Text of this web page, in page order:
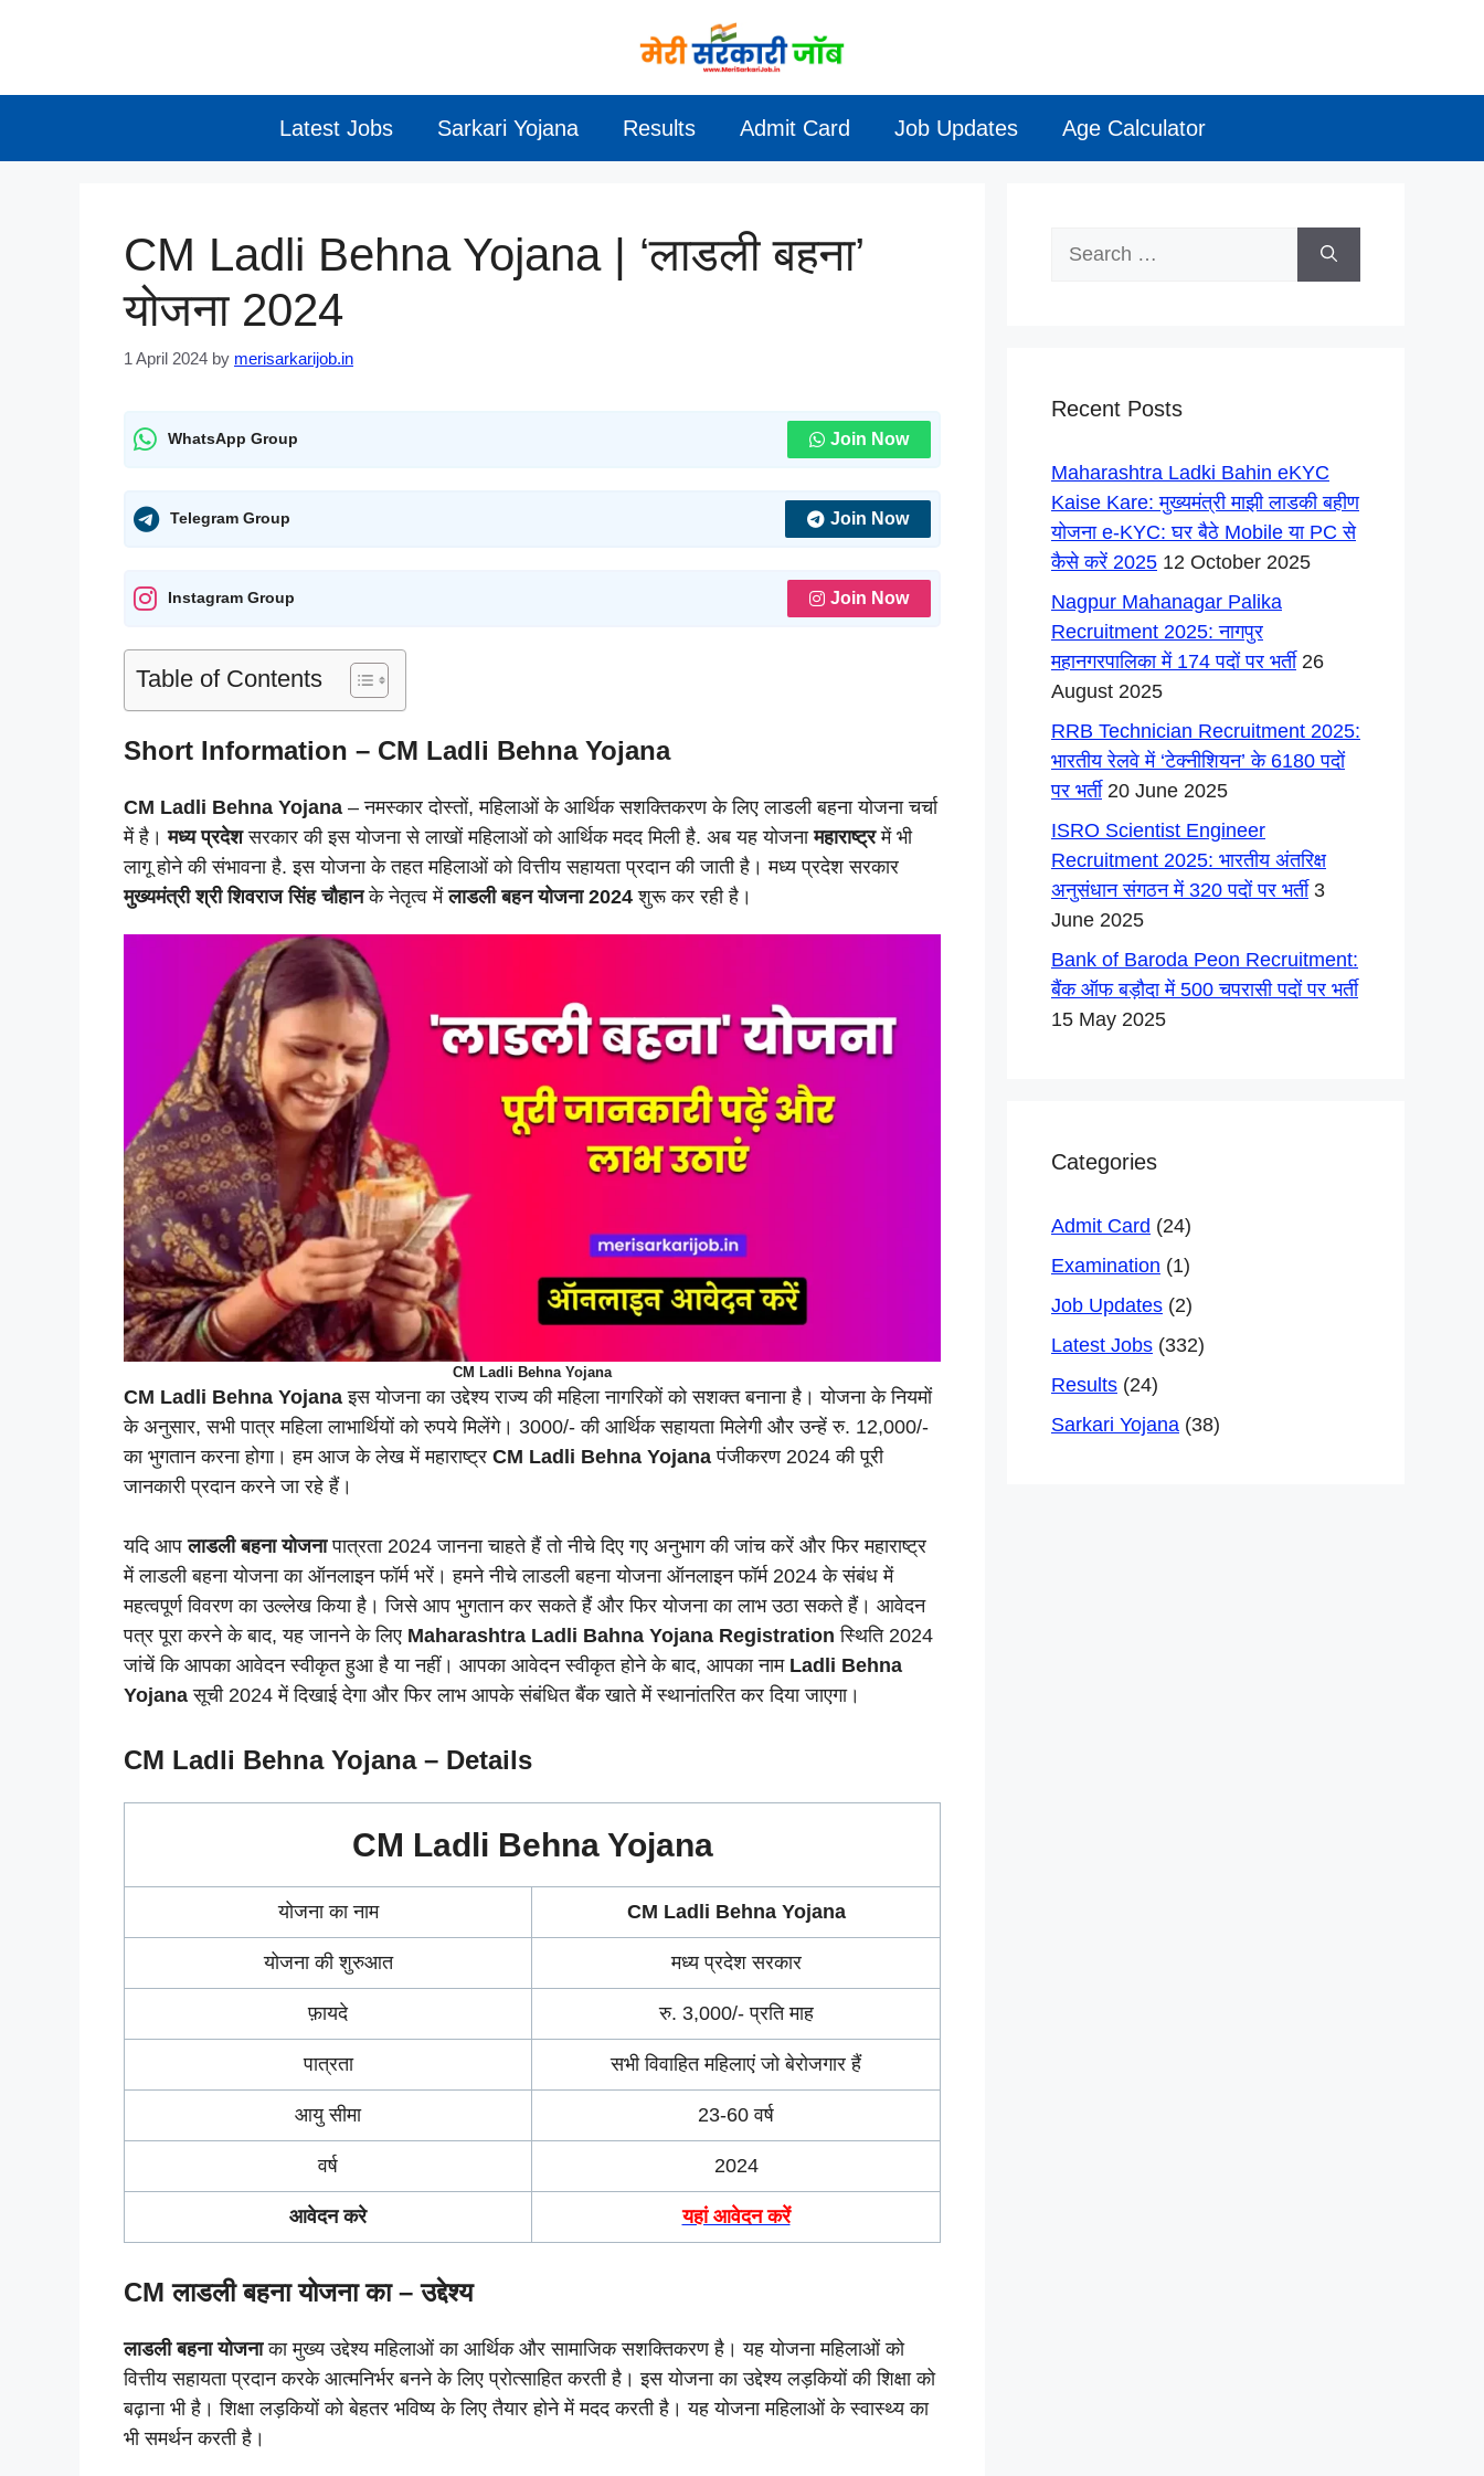
Latest Jobs Sarkari Yojana Results Admit Card Job Updates Age Calculator
CM Ladli Behna Yojana | ‘लाडली बहना’
योजना 2024
1 April 2024 by merisarkarijob.in
WhatsApp Group Join Now
Telegram Group Join Now
Instagram Group Join Now
Table of Contents
Short Information – CM Ladli Behna Yojana
CM Ladli Behna Yojana – नमस्कार दोस्तों, महिलाओं के आर्थिक सशक्तिकरण के लिए लाडली बहना योजना चर्चा
में है।मध्य प्रदेशसरकार की इस योजना से लाखों महिलाओं को आर्थिक मदद मिली है. अब यह योजनामहाराष्ट्रमें भी
लागू होने की संभावना है. इस योजना के तहत महिलाओं को वित्तीय सहायता प्रदान की जाती है। मध्य प्रदेश सरकार
मुख्यमंत्री श्री शिवराज सिंह चौहानके नेतृत्व मेंलाडली बहन योजना 2024 शुरू कर रही है।
CM Ladli Behna Yojana
CM Ladli Behna Yojana इस योजना का उद्देश्य राज्य की महिला नागरिकों को सशक्त बनाना है। योजना के नियमों
के अनुसार, सभी पात्र महिला लाभार्थियों को रुपये मिलेंगे। 3000/- की आर्थिक सहायता मिलेगी और उन्हें रु. 12,000/-
का भुगतान करना होगा। हम आज के लेख में महाराष्ट्र CM Ladli Behna Yojana पंजीकरण 2024 की पूरी
जानकारी प्रदान करने जा रहे हैं।
यदि आपलाडली बहना योजनापात्रता 2024 जानना चाहते हैं तो नीचे दिए गए अनुभाग की जांच करें और फिर महाराष्ट्र
में लाडली बहना योजना का ऑनलाइन फॉर्म भरें। हमने नीचे लाडली बहना योजना ऑनलाइन फॉर्म 2024 के संबंध में
महत्वपूर्ण विवरण का उल्लेख किया है। जिसे आप भुगतान कर सकते हैं और फिर योजना का लाभ उठा सकते हैं। आवेदन
पत्र पूरा करने के बाद, यह जानने के लिए Maharashtra Ladli Bahna Yojana Registration स्थिति 2024
जांचें कि आपका आवेदन स्वीकृत हुआ है या नहीं। आपका आवेदन स्वीकृत होने के बाद, आपका नाम Ladli Behna
Yojana सूची 2024 में दिखाई देगा और फिर लाभ आपके संबंधित बैंक खाते में स्थानांतरित कर दिया जाएगा।
CM Ladli Behna Yojana – Details
CM Ladli Behna Yojana
योजना का नाम CM Ladli Behna Yojana
योजना की शुरुआत मध्य प्रदेश सरकार
फ़ायदे रु. 3,000/- प्रति माह
पात्रता सभी विवाहित महिलाएं जो बेरोजगार हैं
आयु सीमा 23-60 वर्ष
वर्ष 2024
आवेदन करे यहां आवेदन करें
CM लाडली बहना योजना का – उद्देश्य
लाडली बहना योजनाका मुख्य उद्देश्य महिलाओं का आर्थिक और सामाजिक सशक्तिकरण है। यह योजना महिलाओं को
वित्तीय सहायता प्रदान करके आत्मनिर्भर बनने के लिए प्रोत्साहित करती है। इस योजना का उद्देश्य लड़कियों की शिक्षा को
बढ़ाना भी है। शिक्षा लड़कियों को बेहतर भविष्य के लिए तैयार होने में मदद करती है। यह योजना महिलाओं के स्वास्थ्य का
भी समर्थन करती है।
Recent Posts
Maharashtra Ladki Bahin eKYC
Kaise Kare: मुख्यमंत्री माझी लाडकी बहीण
योजना e-KYC: घर बैठे Mobile या PC से
कैसे करें 2025 12 October 2025
Nagpur Mahanagar Palika
Recruitment 2025: नागपुर
महानगरपालिका में 174 पदों पर भर्ती 26
August 2025
RRB Technician Recruitment 2025:
भारतीय रेलवे में ‘टेक्नीशियन’ के 6180 पदों
पर भर्ती 20 June 2025
ISRO Scientist Engineer
Recruitment 2025: भारतीय अंतरिक्ष
अनुसंधान संगठन में 320 पदों पर भर्ती 3
June 2025
Bank of Baroda Peon Recruitment:
बैंक ऑफ बड़ौदा में 500 चपरासी पदों पर भर्ती
15 May 2025
Categories
Admit Card (24)
Examination (1)
Job Updates (2)
Latest Jobs (332)
Results (24)
Sarkari Yojana (38)